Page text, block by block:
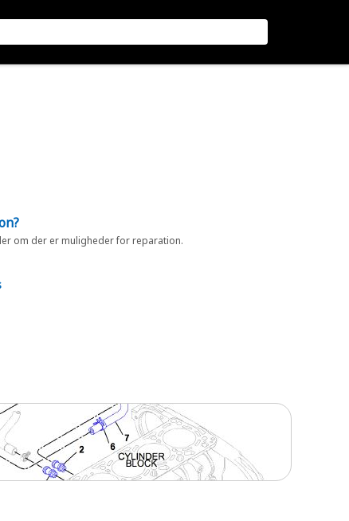
om der er muligheder for reparation.